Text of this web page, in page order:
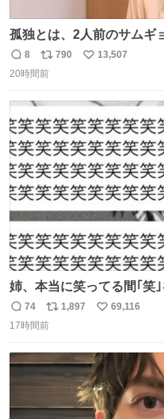
孤独とは、2人前のサムギ
ことである←好きすぎる
返
信
8
リ
ポ
数
790
い
13,507
20時間前
姉、本当に笑ってる間｢笑
返
信
74
リ
ポ
ト
数
1,897
い
数
69,116
17時間前